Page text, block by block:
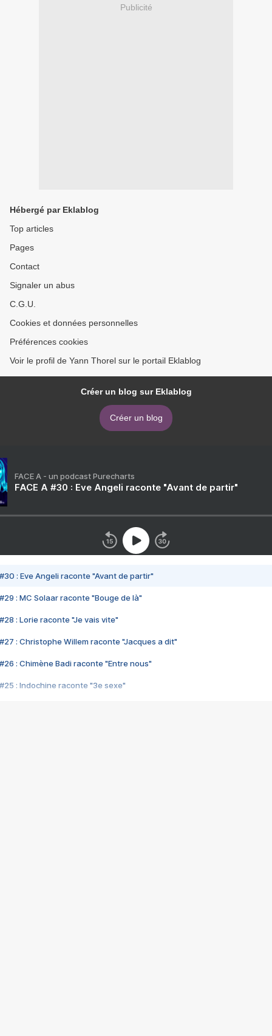
Publicité
Hébergé par Eklablog
Top articles
Pages
Contact
Signaler un abus
C.G.U.
Cookies et données personnelles
Préférences cookies
Voir le profil de Yann Thorel sur le portail Eklablog
Créer un blog sur Eklablog
Créer un blog
FACE A - un podcast Purecharts
FACE A #30 : Eve Angeli raconte "Avant de partir"
#30 : Eve Angeli raconte "Avant de partir"
#29 : MC Solaar raconte "Bouge de là"
#28 : Lorie raconte "Je vais vite"
#27 : Christophe Willem raconte "Jacques a dit"
#26 : Chimène Badi raconte "Entre nous"
#25 : Indochine raconte "3e sexe"